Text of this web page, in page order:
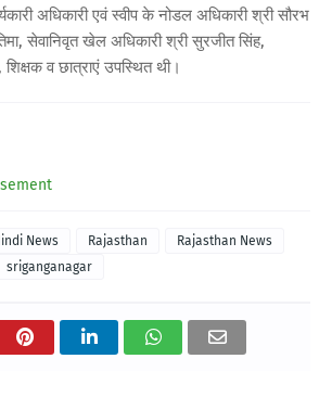
अधिकारी एवं स्वीप के नोडल अधिकारी श्री सौरभ
सेवानिवृत खेल अधिकारी श्री सुरजीत सिंह,
शिक्षक व छात्राएं उपस्थित थी।
News Rajasthan
Rajasthan News
sriganganagar